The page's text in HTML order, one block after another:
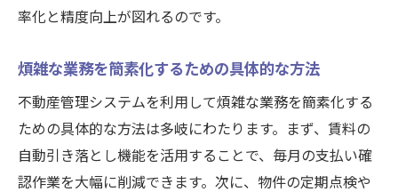
率化と精度向上が図れるのです。
煩雑な業務を簡素化するための具体的な方法
不動産管理システムを利用して煩雑な業務を簡素化する
ための具体的な方法は多岐にわたります。まず、賃料の
自動引き落とし機能を活用することで、毎月の支払い確
認作業を大幅に削減できます。次に、物件の定期点検や